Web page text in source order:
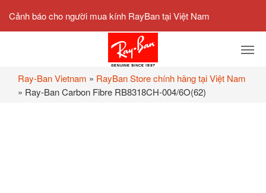
Cảnh báo cho người mua kính RayBan tại Việt Nam
Ray-Ban Vietnam » RayBan Store chính hãng tại Việt Nam
» Ray-Ban Carbon Fibre RB8318CH-004/6O(62)